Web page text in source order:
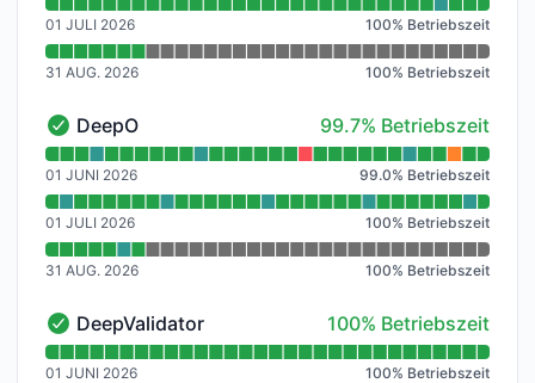
01 JULI 2026 100% Betriebszeit
31 AUG. 2026 100% Betriebszeit
DeepO - Funktionsfähig
DeepO 100% - Betriebszeit
99.7% Betriebszeit
Verfügbarkeitsdiagramm lesen für DeepO
01 JUNI 2026 99.0% Betriebszeit
01 JULI 2026 100% Betriebszeit
31 AUG. 2026 100% Betriebszeit
DeepValidator - Funktionsfähig
DeepValidator 100% - Betriebszeit
100% Betriebszeit
Verfügbarkeitsdiagramm lesen für DeepValidator
01 JUNI 2026 100% Betriebszeit